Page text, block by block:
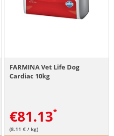
FARMINA Vet Life Dog
Cardiac 10kg
€81.13
(8.11 € / kg)